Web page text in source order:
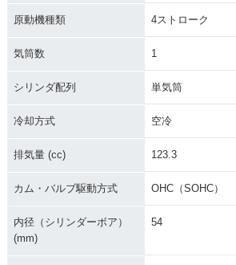
原動機種類 4ストローク
気筒数 1
シリンダ配列 単気筒
冷却方式 空冷
排気量 (cc) 123.3
カム・バルブ駆動方式 OHC（SOHC）
内径（シリンダーボア）
(mm)
54